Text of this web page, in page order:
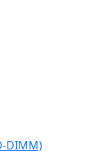
DIMM)